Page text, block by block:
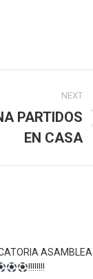
NEXT
PARTIDOS
EN CASA
ASAMBLEA
!!!!!!!!